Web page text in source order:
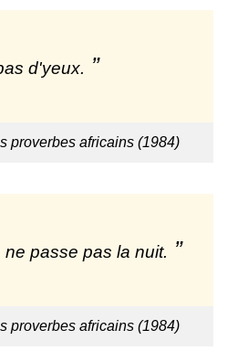
d'yeux.
proverbes africains (1984)
passe pas la nuit.
proverbes africains (1984)